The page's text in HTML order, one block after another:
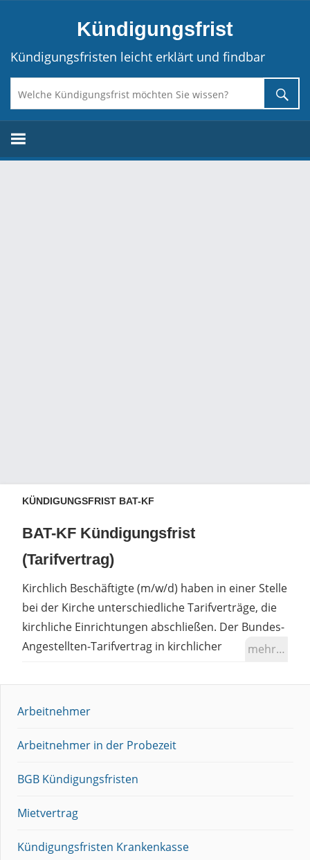
Kündigungsfrist
Kündigungsfristen leicht erklärt und findbar
KÜNDIGUNGSFRIST BAT-KF
BAT-KF Kündigungsfrist
(Tarifvertrag)
Kirchlich Beschäftigte (m/w/d) haben in einer Stelle
bei der Kirche unterschiedliche Tarifverträge, die
kirchliche Einrichtungen abschließen. Der Bundes-
Angestellten-Tarifvertrag in kirchlicher
mehr…
Arbeitnehmer
Arbeitnehmer in der Probezeit
BGB Kündigungsfristen
Mietvertrag
Kündigungsfristen Krankenkasse